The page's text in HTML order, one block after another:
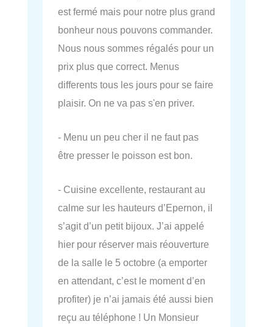
est fermé mais pour notre plus grand
bonheur nous pouvons commander.
Nous nous sommes régalés pour un
prix plus que correct. Menus
differents tous les jours pour se faire
plaisir. On ne va pas s'en priver.
- Menu un peu cher il ne faut pas
être presser le poisson est bon.
- Cuisine excellente, restaurant au
calme sur les hauteurs d’Epernon, il
s’agit d’un petit bijoux. J’ai appelé
hier pour réserver mais réouverture
de la salle le 5 octobre (a emporter
en attendant, c’est le moment d’en
profiter) je n’ai jamais été aussi bien
reçu au téléphone ! Un Monsieur